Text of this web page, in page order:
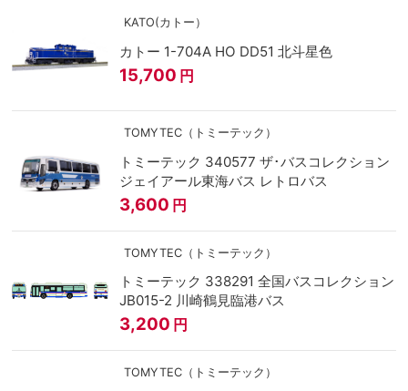
KATO(カトー）
カトー 1-704A HO DD51 北斗星色
15,700 円
TOMYTEC（トミーテック）
トミーテック 340577 ザ･バスコレクション
ジェイアール東海バス レトロバス
3,600 円
TOMYTEC（トミーテック）
トミーテック 338291 全国バスコレクション
JB015-2 川崎鶴見臨港バス
3,200 円
TOMYTEC（トミーテック）